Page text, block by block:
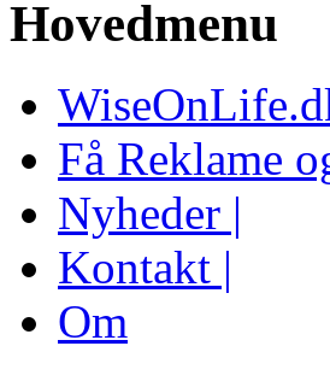
Hovedmenu
Få Reklame
Nyheder |
Kontakt |
Om